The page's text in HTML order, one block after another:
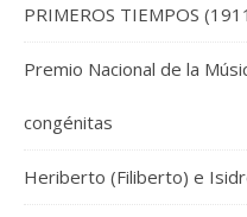
PRIMEROS TIEMPOS
Premio Nacional de la
congénitas
Heriberto (Filiberto) e